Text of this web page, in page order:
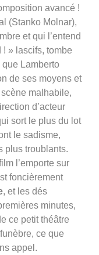
avancé !
(Stanko Molnar),
et qui l’entend
» lascifs, tombe
que Lamberto
de ses moyens et
malhabile,
d’acteur
sort le plus du lot
le sadisme,
plus troublants.
l’emporte sur
foncièrement
, et les dés
minutes,
ce petit théâtre
ce que
appel.